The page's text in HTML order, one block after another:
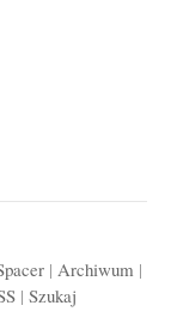
| Archiwum |
| Szukaj